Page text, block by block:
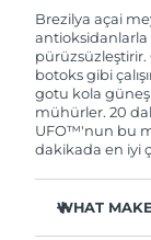
Brezilya açai
antioksidanlarla
pürüzsüzleştirir.
botoks gibi
gotu kola güneş
mühürler. 20
UFO™'nun bu
dakikada en iyi
WHAT
Hollanda
Yeni Zelanda
Norveç
Umman